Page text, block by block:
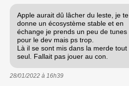
Apple aurait dû lâcher du leste, je te
donne un écosystème stable et en
échange je prends un peu de tunes
pour le dev mais ps trop.
Là il se sont mis dans la merde tout
seul. Fallait pas jouer au con.
28/01/2022 à 16h39